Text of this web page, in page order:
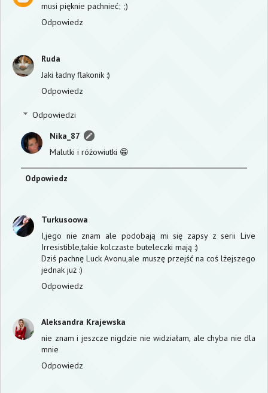
musi pięknie pachnieć; ;)
Odpowiedz
Ruda
Jaki ładny flakonik :)
Odpowiedz
Odpowiedzi
Nika_87
Malutki i różowiutki 😁
Odpowiedz
Turkusoowa
I,jego nie znam ale podobają mi się zapsy z serii Live
Irresistible,takie kolczaste buteleczki mają :)
Dziś pachnę Luck Avonu,ale muszę przejść na coś lżejszego
jednak już :)
Odpowiedz
Aleksandra Krajewska
nie znam i jeszcze nigdzie nie widziałam, ale chyba nie dla
mnie
Odpowiedz